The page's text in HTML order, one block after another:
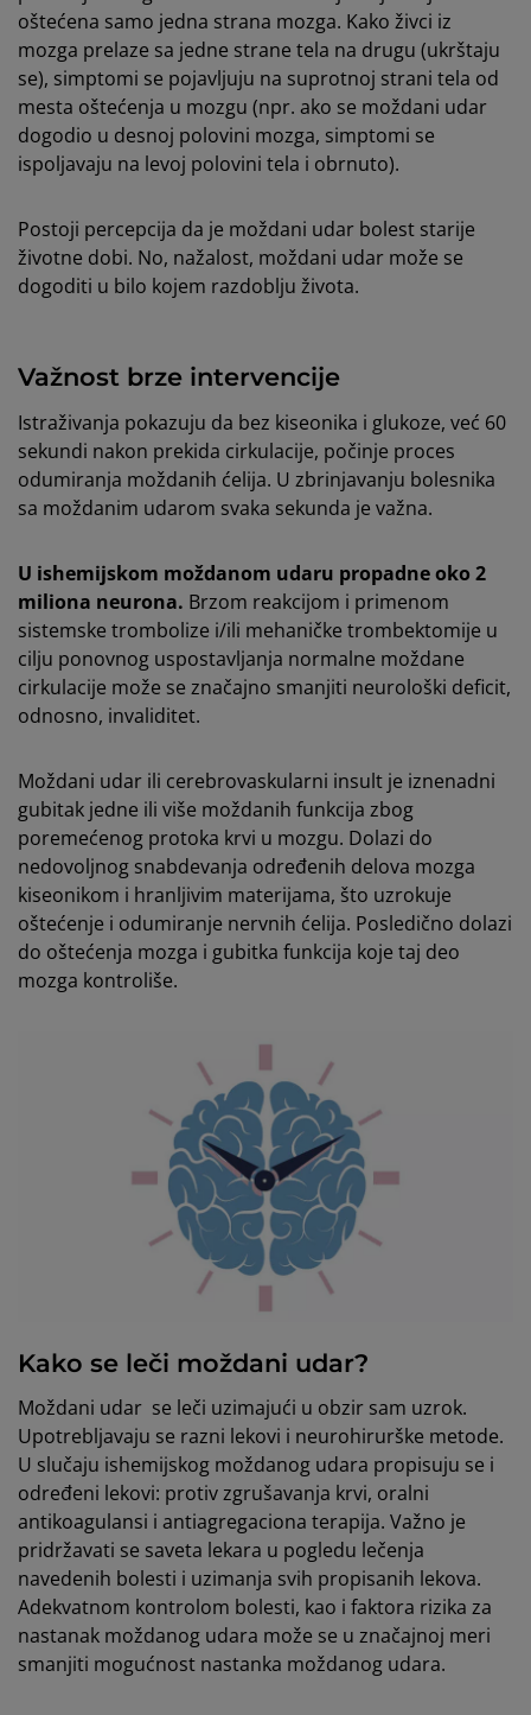
oštećena samo jedna strana mozga. Kako živci iz
mozga prelaze sa jedne strane tela na drugu (ukrštaju
se), simptomi se pojavljuju na suprotnoj strani tela od
mesta oštećenja u mozgu (npr. ako se moždani udar
dogodio u desnoj polovini mozga, simptomi se
ispoljavaju na levoj polovini tela i obrnuto).
Postoji percepcija da je moždani udar bolest starije
životne dobi. No, nažalost, moždani udar može se
dogoditi u bilo kojem razdoblju života.
Važnost brze intervencije
Istraživanja pokazuju da bez kiseonika i glukoze, već 60
sekundi nakon prekida cirkulacije, počinje proces
odumiranja moždanih ćelija. U zbrinjavanju bolesnika
sa moždanim udarom svaka sekunda je važna.
U ishemijskom moždanom udaru propadne oko 2
miliona neurona. Brzom reakcijom i primenom
sistemske trombolize i/ili mehaničke trombektomije u
cilju ponovnog uspostavljanja normalne moždane
cirkulacije može se značajno smanjiti neurološki deficit,
odnosno, invaliditet.
Moždani udar ili cerebrovaskularni insult je iznenadni
gubitak jedne ili više moždanih funkcija zbog
poremećenog protoka krvi u mozgu. Dolazi do
nedovoljnog snabdevanja određenih delova mozga
kiseonikom i hranljivim materijama, što uzrokuje
oštećenje i odumiranje nervnih ćelija. Posledično dolazi
do oštećenja mozga i gubitka funkcija koje taj deo
mozga kontroliše.
Kako se leči moždani udar?
Moždani udar se leči uzimajući u obzir sam uzrok.
Upotrebljavaju se razni lekovi i neurohirurške metode.
U slučaju ishemijskog moždanog udara propisuju se i
određeni lekovi: protiv zgrušavanja krvi, oralni
antikoagulansi i antiagregaciona terapija. Važno je
pridržavati se saveta lekara u pogledu lečenja
navedenih bolesti i uzimanja svih propisanih lekova.
Adekvatnom kontrolom bolesti, kao i faktora rizika za
nastanak moždanog udara može se u značajnoj meri
smanjiti mogućnost nastanka moždanog udara.